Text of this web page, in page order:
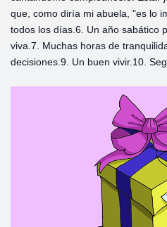
que, como diría mi abuela, "es lo
todos los días. 6. Un año sabático
viva. 7. Muchas horas de
decisiones. 9. Un buen vivir. 10.